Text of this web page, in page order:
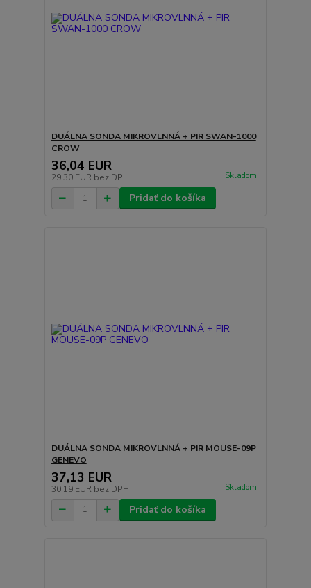
DUÁLNA SONDA MIKROVLNNÁ + PIR SWAN-1000
CROW
36,04 EUR
29,30 EUR bez DPH Skladom
Pridať do košíka
DUÁLNA SONDA MIKROVLNNÁ + PIR MOUSE-09P
GENEVO
37,13 EUR
30,19 EUR bez DPH Skladom
Pridať do košíka